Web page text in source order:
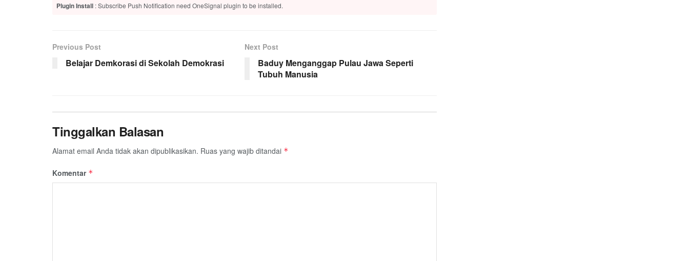
Plugin Install : Subscribe Push Notification need OneSignal plugin to be installed.
Previous Post
Belajar Demkorasi di Sekolah Demokrasi
Next Post
Baduy Menganggap Pulau Jawa Seperti
Tubuh Manusia
Tinggalkan Balasan
Alamat email Anda tidak akan dipublikasikan. Ruas yang wajib ditandai *
Komentar *